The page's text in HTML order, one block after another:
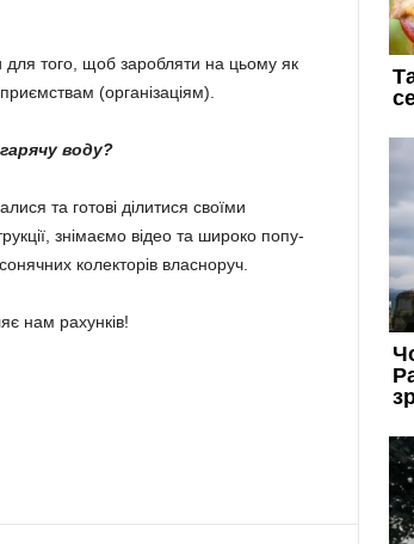
для того, щоб заробляти на цьому як
(організаціям).
воду?
та готові ділитися своїми
знімаємо відео та широко попу­
колекторів власноруч.
нам рахунків!